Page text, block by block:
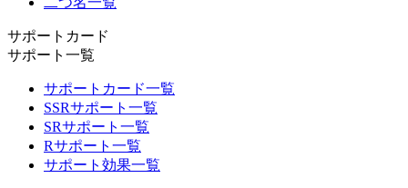
サポートカード
サポート一覧
サポートカード一覧
SSRサポート一覧
SRサポート一覧
Rサポート一覧
サポート効果一覧